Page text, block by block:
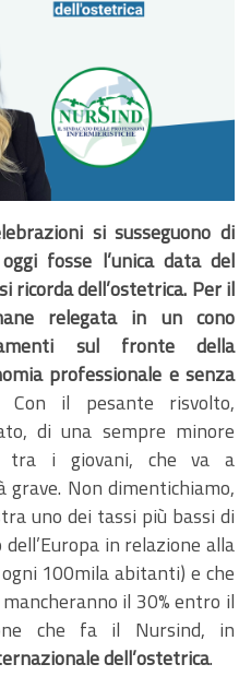
si susseguono di
fosse l’unica data del
ricorda dell’ostetrica. Per il
relegata in un cono
sul fronte della
professionale e senza
Con il pesante risvolto,
di una sempre minore
tra i giovani, che va a
grave. Non dimentichiamo,
uno dei tassi più bassi di
in relazione alla
100mila abitanti) e che
il 30% entro il
che fa il Nursind, in
dell’ostetrica.